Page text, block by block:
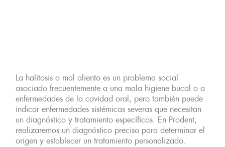
La halitosis o mal aliento es un problema social
asociado frecuentemente a una mala higiene bucal o a
enfermedades de la cavidad oral, pero también puede
indicar enfermedades sistémicas severas que necesitan
un diagnóstico y tratamiento específicos. En Prodent,
realizaremos un diagnóstico preciso para determinar el
origen y establecer un tratamiento personalizado.